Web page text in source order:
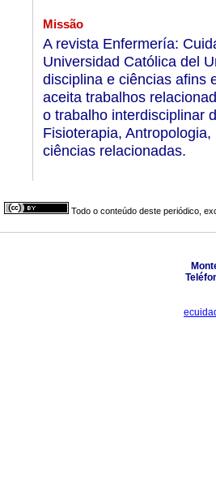
Missão
A revista Enfermería:
Universidad Católica del
disciplina e ciências afins
aceita trabalhos
o trabalho interdisciplinar
Fisioterapia,
ciências relacionadas.
Todo o conteúdo deste periódico,